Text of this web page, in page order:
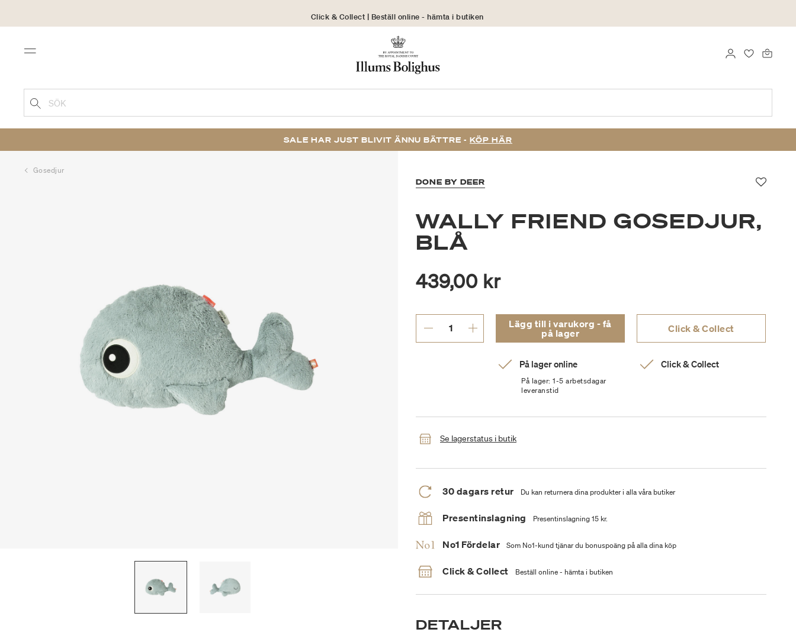
Click & Collect | Beställ online - hämta i butiken
30 dagars returrätt
Menu FAVORITER
LOGGA IN
SÖK
SALE HAR JUST BLIVIT ÄNNU BÄTTRE - KÖP HÄR
Gosedjur
DONE BY DEER
WALLY FRIEND GOSEDJUR,
BLÅ
439,00 kr
Lägg till i varukorg - få
på lager
Click & Collect
På lager online
På lager: 1-5 arbetsdagar
leveranstid
Click & Collect
Se lagerstatus i butik
30 dagars retur Du kan returnera dina produkter i alla våra butiker
Presentinslagning Presentinslagning 15 kr.
No1 Fördelar Som No1-kund tjänar du bonuspoäng på alla dina köp
Click & Collect Beställ online - hämta i butiken
DETALJER